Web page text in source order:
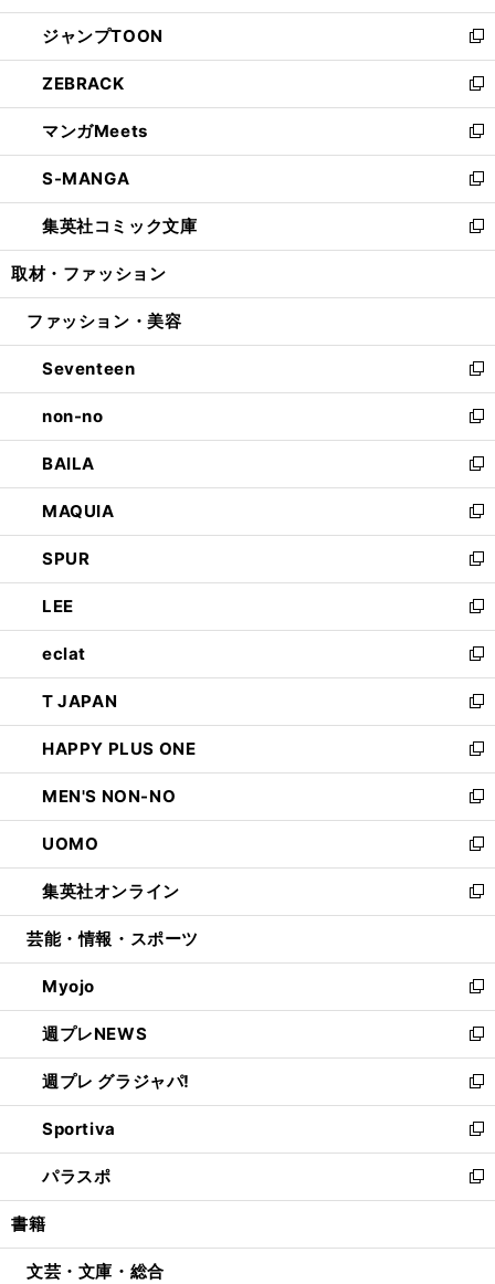
開
く
ウ
で
開
く
ン
ド
ウ
で
開
く
ウ
ィ
ン
ド
ウ
で
開
く
し
い
ウ
ィ
ン
ド
ウ
で
開
く
ジャンプTOON
新
し
い
ウ
ィ
ン
ド
ウ
で
開
ZEBRACK
新
し
い
ウ
ィ
ン
ド
ウ
開
マンガMeets
新
し
い
ウ
ィ
ン
ウ
開
く
S-MANGA
新
し
い
ウ
ン
ウ
で
開
く
集英社コミック文庫
新
し
ウ
ン
ド
ウ
で
開
く
取材・ファッション
ファッション・美容
Seventeen
新
し
い
ウ
ィ
ン
ド
ウ
で
開
く
non-no
新
し
い
ウ
ィ
ン
ド
ウ
で
開
く
BAILA
新
し
い
ウ
ィ
ン
ド
ウ
で
開
く
MAQUIA
新
し
い
ウ
ィ
ン
ド
ウ
で
開
く
SPUR
新
し
い
ウ
ィ
ン
ド
ウ
で
開
く
LEE
新
し
い
ウ
ィ
ン
ド
ウ
で
開
く
eclat
新
し
い
ウ
ィ
ン
ド
ウ
で
開
く
T JAPAN
新
し
い
ウ
ィ
ン
ド
ウ
で
開
HAPPY PLUS ONE
新
し
い
ウ
ィ
ン
ド
ウ
開
く
MEN'S NON-NO
新
し
い
ウ
ィ
ン
ウ
で
開
く
UOMO
新
し
い
ウ
ン
ド
ウ
で
開
く
集英社オンライン
新
し
ウ
ィ
ン
ド
ウ
で
開
く
芸能・情報・スポーツ
Myojo
新
し
い
ウ
ィ
ン
ド
ウ
で
開
週プレNEWS
新
し
い
ウ
ィ
ン
ド
ウ
開
週プレ グラジャパ!
新
し
い
ウ
ィ
ン
ウ
Sportiva
新
し
い
ウ
ン
パラスポ
新
し
ウ
書籍
文芸・文庫・総合